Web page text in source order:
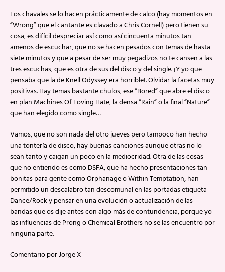
Los chavales se lo hacen prácticamente de calco (hay momentos en
“Wrong” que el cantante es clavado a Chris Cornell) pero tienen su
cosa, es difícil despreciar así como así cincuenta minutos tan
amenos de escuchar, que no se hacen pesados con temas de hasta
siete minutos y que a pesar de ser muy pegadizos no te cansen a las
tres escuchas, que es otra de sus del disco y del single. ¡Y yo que
pensaba que la de Knell Odyssey era horrible!. Olvidar la facetas muy
positivas. Hay temas bastante chulos, ese “Bored” que abre el disco
en plan Machines Of Loving Hate, la densa “Rain” o la final “Nature”
que han elegido como single…
Vamos, que no son nada del otro jueves pero tampoco han hecho
una tontería de disco, hay buenas canciones aunque otras no lo
sean tanto y caigan un poco en la mediocridad. Otra de las cosas
que no entiendo es como DSFA, que ha hecho presentaciones tan
bonitas para gente como Orphanage o Within Temptation, han
permitido un descalabro tan descomunal en las portadas etiqueta
Dance/Rock y pensar en una evolución o actualización de las
bandas que os dije antes con algo más de contundencia, porque yo
las influencias de Prong o Chemical Brothers no se las encuentro por
ninguna parte.
Comentario por Jorge X